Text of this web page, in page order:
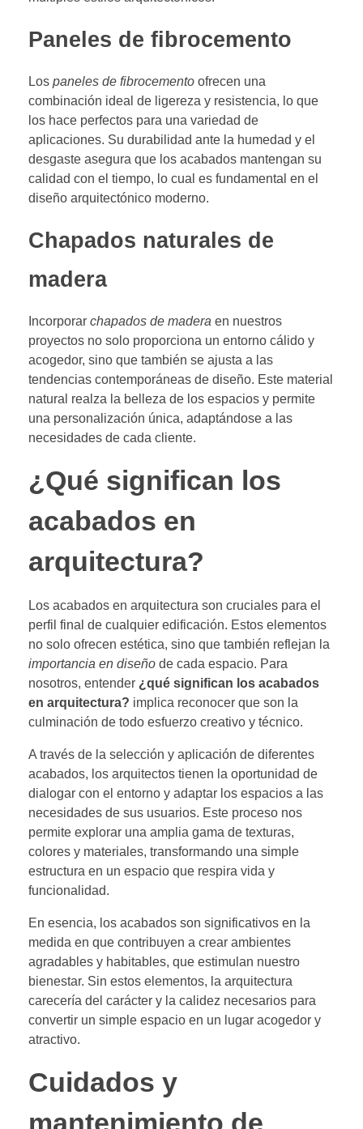
Paneles de fibrocemento
Los paneles de fibrocemento ofrecen una
combinación ideal de ligereza y resistencia, lo que
los hace perfectos para una variedad de
aplicaciones. Su durabilidad ante la humedad y el
desgaste asegura que los acabados mantengan su
calidad con el tiempo, lo cual es fundamental en el
diseño arquitectónico moderno.
Chapados naturales de
madera
Incorporar chapados de madera en nuestros
proyectos no solo proporciona un entorno cálido y
acogedor, sino que también se ajusta a las
tendencias contemporáneas de diseño. Este material
natural realza la belleza de los espacios y permite
una personalización única, adaptándose a las
necesidades de cada cliente.
¿Qué significan los
acabados en
arquitectura?
Los acabados en arquitectura son cruciales para el
perfil final de cualquier edificación. Estos elementos
no solo ofrecen estética, sino que también reflejan la
importancia en diseño de cada espacio. Para
nosotros, entender ¿qué significan los acabados
en arquitectura? implica reconocer que son la
culminación de todo esfuerzo creativo y técnico.
A través de la selección y aplicación de diferentes
acabados, los arquitectos tienen la oportunidad de
dialogar con el entorno y adaptar los espacios a las
necesidades de sus usuarios. Este proceso nos
permite explorar una amplia gama de texturas,
colores y materiales, transformando una simple
estructura en un espacio que respira vida y
funcionalidad.
En esencia, los acabados son significativos en la
medida en que contribuyen a crear ambientes
agradables y habitables, que estimulan nuestro
bienestar. Sin estos elementos, la arquitectura
carecería del carácter y la calidez necesarios para
convertir un simple espacio en un lugar acogedor y
atractivo.
Cuidados y
mantenimiento de